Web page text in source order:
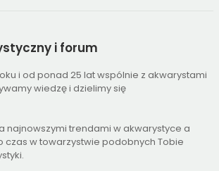
i forum
i od ponad 25 lat wspólnie z akwarystami
wiedzę i dzielimy się
najnowszymi trendami w akwarystyce a
czas w towarzystwie podobnych Tobie